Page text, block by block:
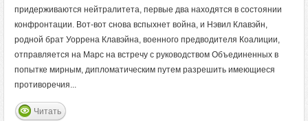
придерживаются нейтралитета, первые два находятся в состоянии
конфронтации. Вот-вот снова вспыхнет война, и Нэвил Клавэйн,
родной брат Уоррена Клавэйна, военного предводителя Коалиции,
отправляется на Марс на встречу с руководством Объединенных в
попытке мирным, дипломатическим путем разрешить имеющиеся
противоречия...
Читать